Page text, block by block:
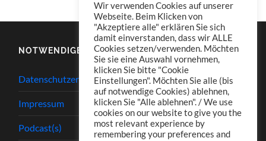
NOTWENDIGES
Datenschutzerklärung
Impressum
Podcast(s)
Wir verwenden Cookies auf unserer
Webseite. Beim Klicken von
"Akzeptiere alle" erklären Sie sich
damit einverstanden, dass wir ALLE
Cookies setzen/verwenden. Möchten
Sie sie eine Auswahl vornehmen,
klicken Sie bitte "Cookie
Einstellungen". Möchten Sie alle (bis
auf notwendige Cookies) ablehnen,
klicken Sie "Alle ablehnen". / We use
cookies on our website to give you the
most relevant experience by
remembering your preferences and